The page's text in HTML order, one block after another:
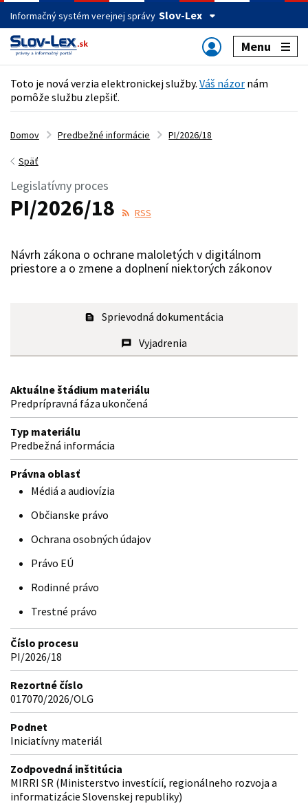
Informačný systém verejnej správy Slov-Lex
Menu
Toto je nová verzia elektronickej služby. Váš názor nám
pomôže službu zlepšiť.